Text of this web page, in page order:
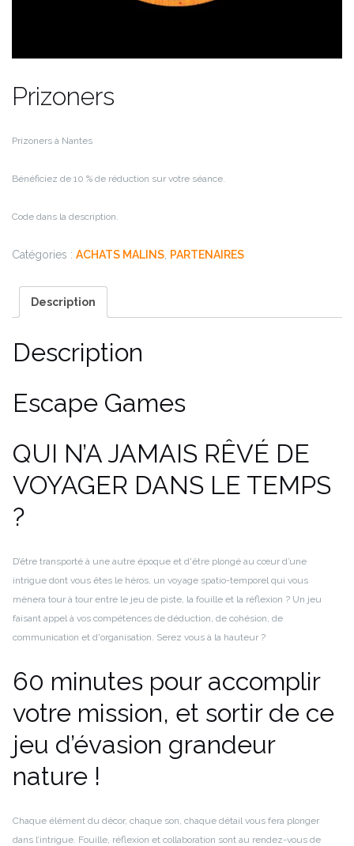
Prizoners
Prizoners à Nantes
Bénéficiez de 10 % de réduction sur votre séance.
Code dans la description.
Catégories : ACHATS MALINS PARTENAIRES
Description
Description
Escape Games
QUI N’A JAMAIS RÊVÉ DE
VOYAGER DANS LE TEMPS
?
D’être transporté à une autre époque et d'être plongé au cœur d’une
intrigue dont vous êtes le héros, un voyage spatio-temporel qui vous
mènera tour à tour entre le jeu de piste, la fouille et la réflexion ? Un jeu
faisant appel à vos compétences de déduction, de cohésion, de
communication et d'organisation. Serez vous à la hauteur ?
60 minutes pour accomplir
votre mission, et sortir de ce
jeu d’évasion grandeur
nature !
Chaque élément du décor, chaque son, chaque détail vous fera plonger
dans l’intrigue. Fouille, réflexion et collaboration sont au rendez-vous de